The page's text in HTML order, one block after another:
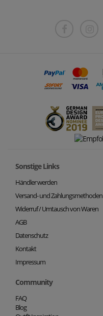
Sonstige Links
Händler werden
Versand- und Zahlungsmethoden
Widerruf / Umtausch von Waren
AGB
Datenschutz
Kontakt
Impressum
Community
FAQ
Blog